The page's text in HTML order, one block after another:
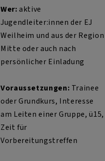
Wer:aktive
Jugendleiter:innen der EJ
Weilheim und aus der Region
Mitte oder auch nach
persönlicher Einladung
Voraussetzungen: Trainee
oder Grundkurs, Interesse
am Leiten einer Gruppe, ü15,
Zeit für
Vorbereitungstreffen